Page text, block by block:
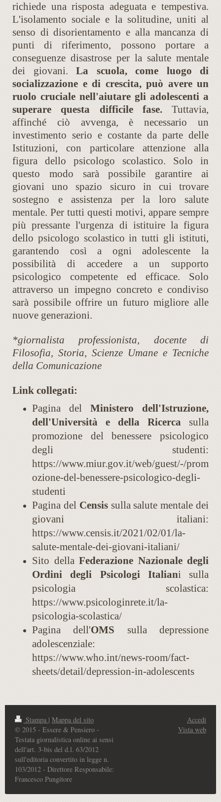
richiede una risposta adeguata e tempestiva.
L'isolamento sociale e la solitudine, uniti al
senso di disorientamento e alla mancanza di
punti di riferimento, possono portare a
conseguenze disastrose per la salute mentale
dei giovani. La scuola, come luogo di
socializzazione e di crescita, può avere un
ruolo cruciale nell'aiutare gli adolescenti a
superare questa difficile fase.Tuttavia,
affinché ciò avvenga, è necessario un
investimento serio e costante da parte delle
Istituzioni, con particolare attenzione alla
figura dello psicologo scolastico. Solo in
questo modo sarà possibile garantire ai
giovani uno spazio sicuro in cui trovare
sostegno e assistenza per la loro salute
mentale. Per tutti questi motivi, appare sempre
più pressante l'urgenza di istituire la figura
dello psicologo scolastico in tutti gli istituti,
garantendo così a ogni adolescente la
possibilità di accedere a un supporto
psicologico competente ed efficace. Solo
attraverso un impegno concreto e condiviso
sarà possibile offrire un futuro migliore alle
nuove generazioni.
*giornalista professionista, docente di
Filosofia, Storia, Scienze Umane e Tecniche
della Comunicazione
Link collegati:
Pagina del Ministero dell'Istruzione,
dell'Università e della Ricerca sulla
promozione del benessere psicologico
degli studenti:
https://www.miur.gov.it/web/guest/-/prom
ozione-del-benessere-psicologico-degli-
studenti
Pagina del Censissulla salute mentale dei
giovani italiani:
https://www.censis.it/2021/02/01/la-
salute-mentale-dei-giovani-italiani/
Sito della Federazione Nazionale degli
Ordini degli Psicologi Italiani sulla
psicologia scolastica:
https://www.psicologinrete.it/la-
psicologia-scolastica/
Pagina dell'OMS sulla depressione
adolescenziale:
https://www.who.int/news-room/fact-
sheets/detail/depression-in-adolescents
Stampa | Mappa del sito
© 2015 - Essere & Pensiero -
Testata giornalistica online ai sensi
dell'art. 3-bis del d.l. 63/2012
sull'editoria convertito in legge n.
103/2012 - Direttore Responsabile:
Francesco Pungitore
Accedi
Vista web